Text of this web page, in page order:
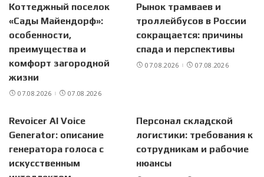
Коттеджный поселок
«Сады Майендорф»:
особенности,
преимущества и
комфорт загородной
жизни
07.08.2026 07.08.2026
Рынок трамваев и
троллейбусов в России
сокращается: причины
спада и перспективы
07.08.2026 07.08.2026
Revoicer AI Voice
Generator: описание
генератора голоса с
искусственным
Персонал складской
логистики: требования к
сотрудникам и рабочие
нюансы